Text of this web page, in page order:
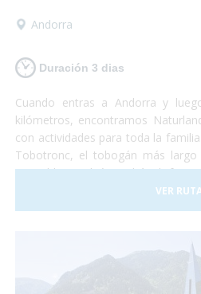
Andorra
Duración 3 dias
Cuando entras a Andorra y
kilómetros, encontramos
con actividades para toda la
Tobotronc, el tobogán más
accesible, también podrás
de animales donde
hasta una granja llena de animales!
VER